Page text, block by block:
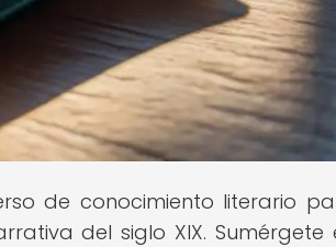
de conocimiento literario
del siglo XIX. Sumérgete